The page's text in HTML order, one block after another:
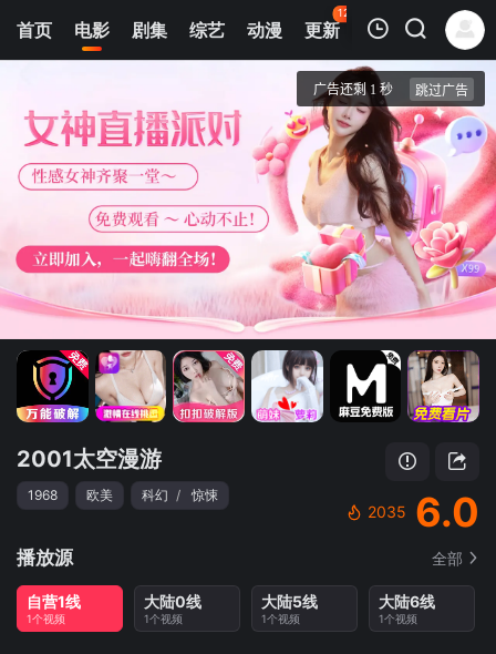
首页 电影 剧集 综艺 动漫 更新
123
热榜 APP
2001太空漫游
2001太空漫游
1968 欧美 科幻 / 惊悚
2035 6.0
播放源 全部
自营1线
1个视频
大陆0线
1个视频
大陆5线
1个视频
大陆6线
1个视频